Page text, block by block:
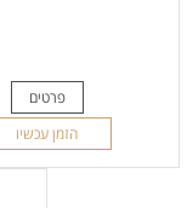
פרטים
הזמן עכשיו